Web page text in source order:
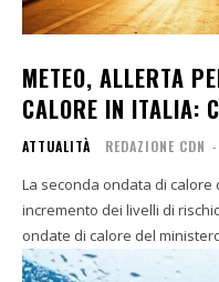
METEO, ALLERTA
CALORE IN ITALIA:
ATTUALITÀ REDAZIONE CDN -
La seconda ondata di calore
incremento dei livelli di
ondate di calore del